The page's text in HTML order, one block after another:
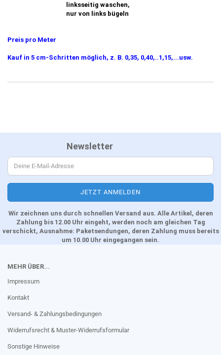
linksseitig waschen,
nur von links bügeln
Preis pro Meter
Kauf in 5 cm-Schritten möglich, z. B. 0,35, 0,40,..1,15,...usw.
Newsletter
Wir zeichnen uns durch schnellen Versand aus. Alle Artikel, deren
Zahlung bis 12.00 Uhr eingeht, werden noch am gleichen Tag
verschickt, Ausnahme: Paketsendungen, deren Zahlung muss bereits
um 10.00 Uhr eingegangen sein.
MEHR ÜBER...
Impressum
Kontakt
Versand- & Zahlungsbedingungen
Widerrufsrecht & Muster-Widerrufsformular
Sonstige Hinweise